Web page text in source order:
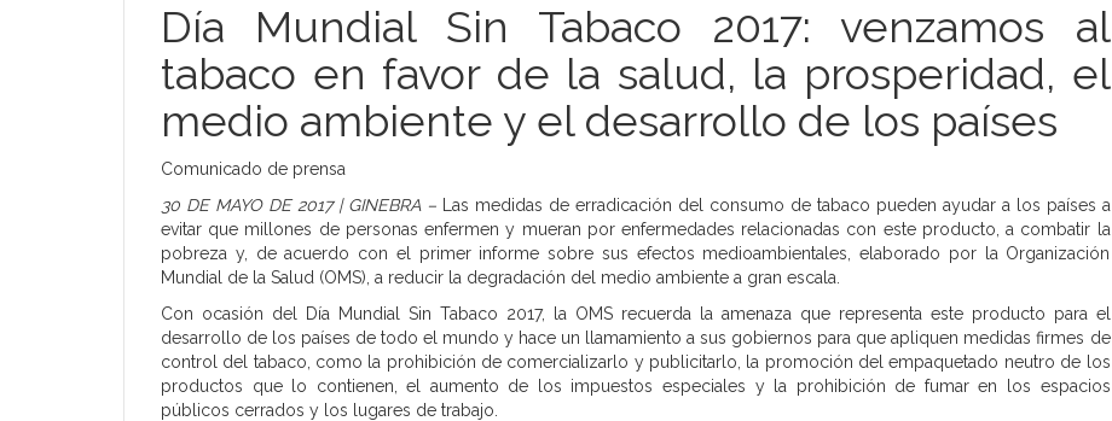
Día Mundial Sin Tabaco 2017: venzamos al
tabaco en favor de la salud, la prosperidad, el
medio ambiente y el desarrollo de los países
Comunicado de prensa
30 DE MAYO DE 2017 | GINEBRA –Las medidas de erradicación del consumo de tabaco pueden ayudar a los países a
evitar que millones de personas enfermen y mueran por enfermedades relacionadas con este producto, a combatir la
pobreza y, de acuerdo con el primer informe sobre sus efectos medioambientales, elaborado por la Organización
Mundial de la Salud (OMS), a reducir la degradación del medio ambiente a gran escala.
Con ocasión del Día Mundial Sin Tabaco 2017, la OMS recuerda la amenaza que representa este producto para el
desarrollo de los países de todo el mundo y hace un llamamiento a sus gobiernos para que apliquen medidas firmes de
control del tabaco, como la prohibición de comercializarlo y publicitarlo, la promoción del empaquetado neutro de los
productos que lo contienen, el aumento de los impuestos especiales y la prohibición de fumar en los espacios
públicos cerrados y los lugares de trabajo.